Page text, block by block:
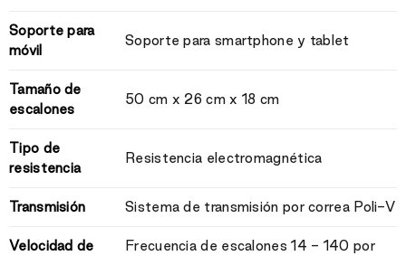
Soporte para
móvil
Soporte para smartphone y tablet
Tamaño de
escalones
50 cm x 26 cm x 18 cm
Tipo de
resistencia
Resistencia electromagnética
Transmisión Sistema de transmisión por correa Poli-V
Velocidad de
Frecuencia de escalones 14 - 140 por